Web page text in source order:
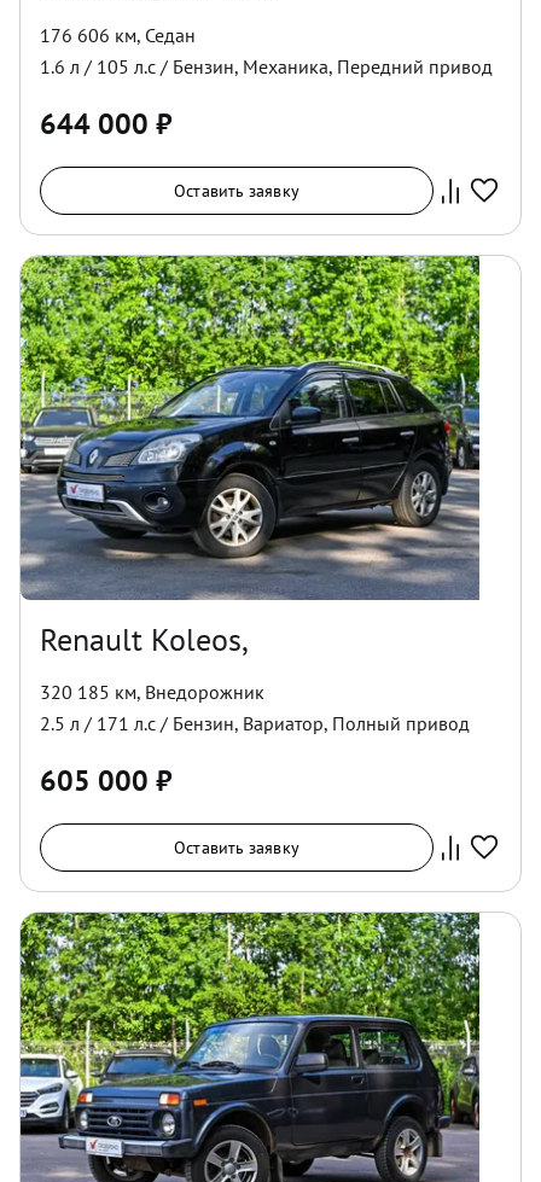
176 606 км, Седан
1.6 л / 105 л.с / Бензин, Механика, Передний привод
644 000 ₽
Оставить заявку
Renault Koleos,
320 185 км, Внедорожник
2.5 л / 171 л.с / Бензин, Вариатор, Полный привод
605 000 ₽
Оставить заявку